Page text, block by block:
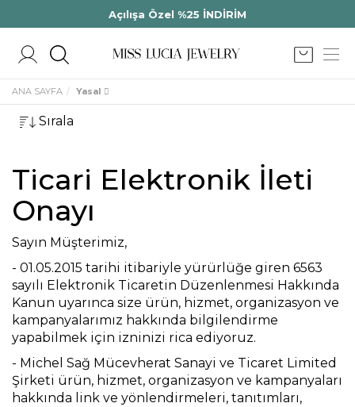
Açılışa Özel %25 İNDİRİM
ANA SAYFA Yasal
Sırala
Ticari Elektronik İleti
Onayı
Sayın Müşterimiz,
- 01.05.2015 tarihi itibariyle yürürlüğe giren 6563
sayılı Elektronik Ticaretin Düzenlenmesi Hakkında
Kanun uyarınca size ürün, hizmet, organizasyon ve
kampanyalarımız hakkında bilgilendirme
yapabilmek için izninizi rica ediyoruz.
- Michel Sağ Mücevherat Sanayi ve Ticaret Limited
Şirketi ürün, hizmet, organizasyon ve kampanyaları
hakkında link ve yönlendirmeleri, tanıtımları,